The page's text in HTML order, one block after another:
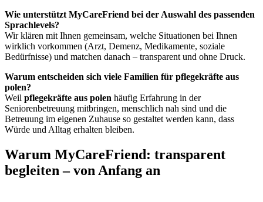
Wie unterstützt MyCareFriend bei der Auswahl des passenden
Sprachlevels?
Wir klären mit Ihnen gemeinsam, welche Situationen bei Ihnen
wirklich vorkommen (Arzt, Demenz, Medikamente, soziale
Bedürfnisse) und matchen danach – transparent und ohne Druck.
Warum entscheiden sich viele Familien für pflegekräfte aus
polen?
Weil pflegekräfte aus polen häufig Erfahrung in der
Seniorenbetreuung mitbringen, menschlich nah sind und die
Betreuung im eigenen Zuhause so gestaltet werden kann, dass
Würde und Alltag erhalten bleiben.
Warum MyCareFriend: transparent
begleiten – von Anfang an